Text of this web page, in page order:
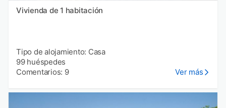
Vivienda de 1 habitación
Tipo de alojamiento: Casa
99 huéspedes
Comentarios: 9
Ver más